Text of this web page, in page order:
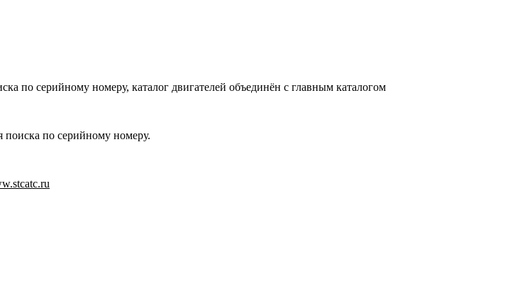
по серийному номеру, каталог двигателей объединён с главным каталогом
поиска по серийному номеру.